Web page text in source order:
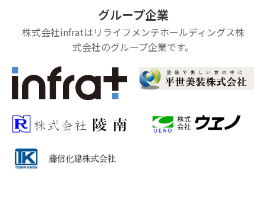
グループ企業
株式会社infratはリライフメンテホールディングス株
式会社のグループ企業です。